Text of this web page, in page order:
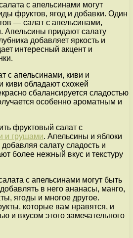
с апельсинами могут
фруктов, ягод и добавки. Один
— салат с апельсинами,
Апельсины придают салату
добавляет яркость и
интересный акцент и
с апельсинами, киви и
киви обладают схожей
сбалансируется сладостью
особенно ароматным и
фруктовый салат с
и грушами. Апельсины и яблоки
салату сладость и
более нежный вкус и текстуру
с апельсинами могут быть
в него ананасы, манго,
ягоды и многое другое.
которые вам нравятся, и
и вкусом этого замечательного